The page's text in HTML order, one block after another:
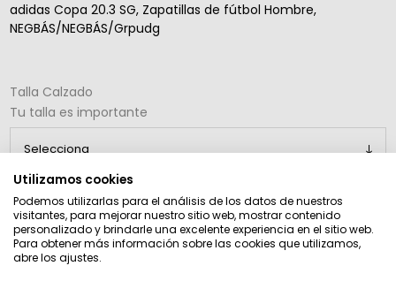
adidas Copa 20.3 SG, Zapatillas de fútbol Hombre,
NEGBÁS/NEGBÁS/Grpudg
Talla Calzado
Tu talla es importante
Please select the address you want to ship to
Utilizamos cookies
Podemos utilizarlas para el análisis de los datos de nuestros
visitantes, para mejorar nuestro sitio web, mostrar contenido
personalizado y brindarle una excelente experiencia en el sitio web.
Para obtener más información sobre las cookies que utilizamos,
abre los ajustes.